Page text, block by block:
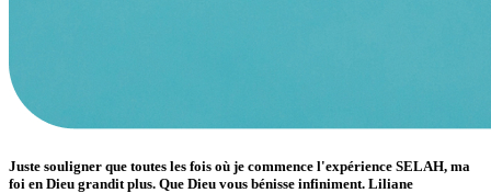
Juste souligner que toutes les fois où je commence l'expérience SELAH, ma
foi en Dieu grandit plus. Que Dieu vous bénisse infiniment. Liliane